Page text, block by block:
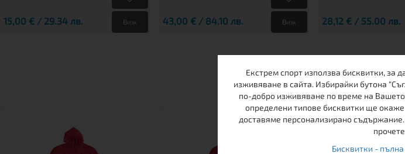
15,00 € / 29.34 лв. Виж 43,00 € / 84.10 лв. Виж 28,12 € / 55.00 лв.
ДРУГИ
ПРОМО
Екстрем спорт използва бисквитки, за
изживяване в сайта. Избирайки бутона
по-добро изживяване по време на
определени типове бисквитки ще
доставяме персонализирано
Бисквитки -